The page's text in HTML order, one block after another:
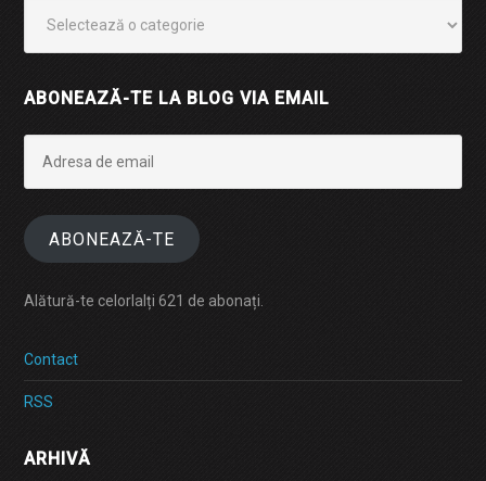
ABONEAZĂ-TE LA BLOG VIA EMAIL
email
ABONEAZĂ-TE
Alătură-te celorlalți 621 de abonați.
Contact
RSS
ARHIVĂ